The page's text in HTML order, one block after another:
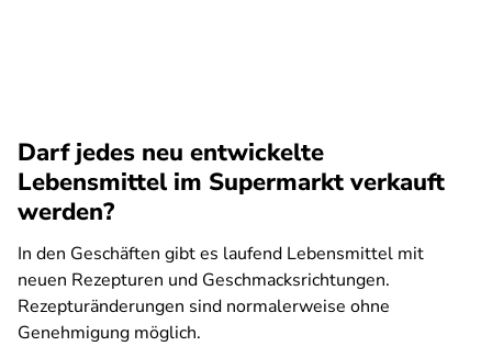
Darf jedes neu entwickelte
Lebensmittel im Supermarkt verkauft
werden?
In den Geschäften gibt es laufend Lebensmittel mit
neuen Rezepturen und Geschmacksrichtungen.
Rezepturänderungen sind normalerweise ohne
Genehmigung möglich.